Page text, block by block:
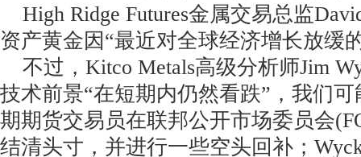
High Ridge Futures金属交易总监
资产黄金因“最近对全球经济增长放缓
不过，Kitco Metals高级分析师Jim
技术前景“在短期内仍然看跌”，我们
期期货交易员在联邦公开市场委员会
结清头寸，并进行一些空头回补；